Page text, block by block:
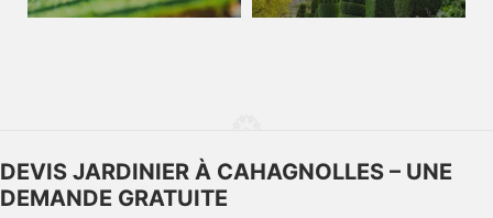
DEVIS JARDINIER À CAHAGNOLLES – UNE
DEMANDE GRATUITE